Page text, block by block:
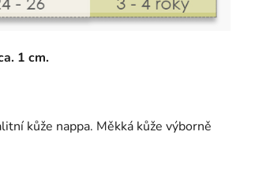
1 cm.
kůže nappa. Měkká kůže výborně